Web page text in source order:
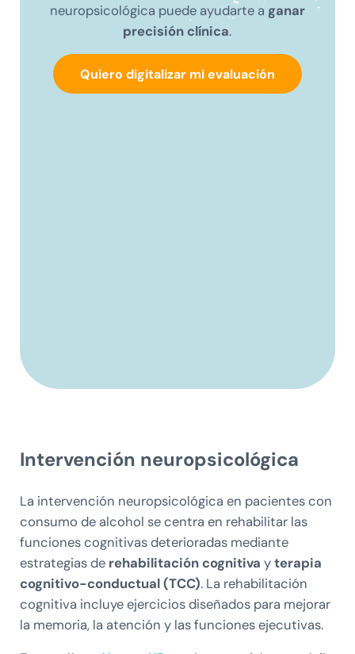
neuropsicológica puede ayudarte a ganar
precisión clínica.
Quiero digitalizar mi evaluación
Intervención neuropsicológica
La intervención neuropsicológica en pacientes con
consumo de alcohol se centra en rehabilitar las
funciones cognitivas deterioradas mediante
estrategias de rehabilitación cognitiva yterapia
cognitivo-conductual (TCC). La rehabilitación
cognitiva incluye ejercicios diseñados para mejorar
la memoria, la atención y las funciones ejecutivas.